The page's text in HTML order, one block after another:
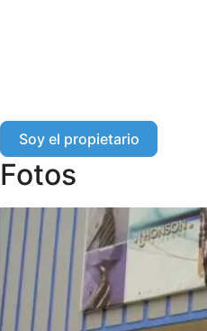
Soy el propietario
Fotos